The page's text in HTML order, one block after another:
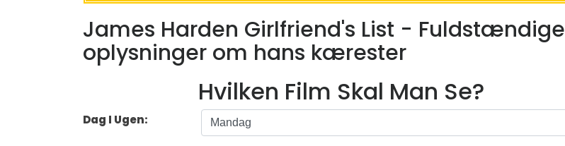
James Harden Girlfriend's List - Fuldstændige
oplysninger om hans kærester
Hvilken Film Skal Man Se?
Dag I Ugen: